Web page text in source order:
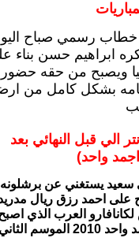
خطاب رسمي صباح
ابراهيم حسن بناء
ويصبح من حقه حضور
بشكل كامل من
الي قبل النهائي بعد
سعيد يستغني عن برشلونه
العرب الذي
الثاني